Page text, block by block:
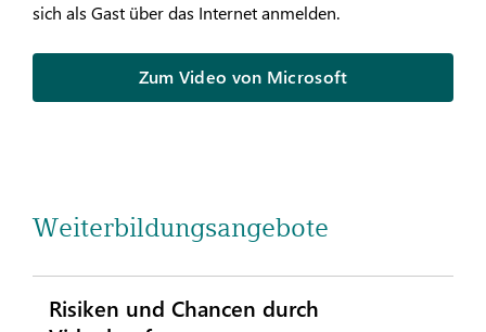
sich als Gast über das Internet anmelden.
Zum Video von Microsoft
Weiterbildungsangebote
Risiken und Chancen durch